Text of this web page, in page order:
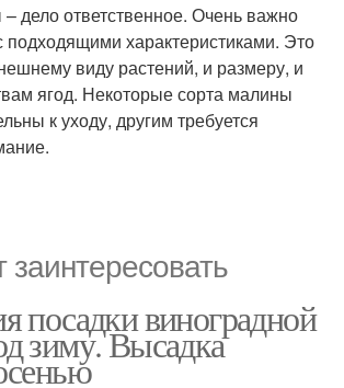
дело ответственное. Очень важно
подходящими характеристиками. Это
виду растений, и размеру, и
ягод. Некоторые сорта малины
к уходу, другим требуется
посадки виноградной
зиму. Высадка